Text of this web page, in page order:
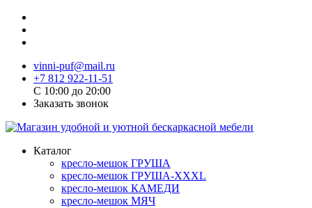
vinni-puf@mail.ru
+7 812 922-11-51
C 10:00 до 20:00
Заказать звонок
Каталог
кресло-мешок ГРУША
кресло-мешок ГРУША-XXXL
кресло-мешок КАМЕДИ
кресло-мешок МЯЧ